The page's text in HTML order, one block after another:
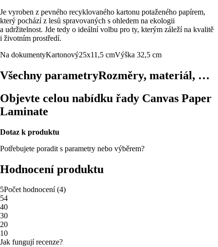
Je vyroben z pevného recyklovaného kartonu potaženého papírem,
který pochází z lesů spravovaných s ohledem na ekologii
a udržitelnost. Jde tedy o ideální volbu pro ty, kterým záleží na kvalitě
i životním prostředí.
Na dokumentyKartonový25x11,5 cmVýška 32,5 cm
Všechny parametryRozměry, materiál, …
Objevte celou nabídku řady Canvas Paper
Laminate
Dotaz k produktu
Potřebujete poradit s parametry nebo výběrem?
Hodnocení produktu
5Počet hodnocení(4)
54
40
30
20
10
Jak fungují recenze?